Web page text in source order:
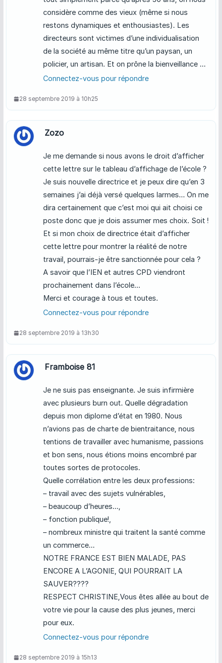
considère comme des vieux (même si nous
restons dynamiques et enthousiastes). Les
directeurs sont victimes d’une individualisation
de la société au même titre qu’un paysan, un
policier, un artisan. Et on prône la bienveillance …
Connectez-vous pour répondre
28 septembre 2019 à 10h25
Zozo
Je me demande si nous avons le droit d’afficher
cette lettre sur le tableau d’affichage de l’école ?
Je suis nouvelle directrice et je peux dire qu’en 3
semaines j’ai déjà versé quelques larmes… On me
dira certainement que c’est moi qui ait choisi ce
poste donc que je dois assumer mes choix. Soit !
Et si mon choix de directrice était d’afficher
cette lettre pour montrer la réalité de notre
travail, pourrais-je être sanctionnée pour cela ?
A savoir que l’IEN et autres CPD viendront
prochainement dans l’école…
Merci et courage à tous et toutes.
Connectez-vous pour répondre
28 septembre 2019 à 13h30
Framboise 81
Je ne suis pas enseignante. Je suis infirmière
avec plusieurs burn out. Quelle dégradation
depuis mon diplome d’état en 1980. Nous
n’avions pas de charte de bientraitance, nous
tentions de travailler avec humanisme, passions
et bon sens, nous étions moins encombré par
toutes sortes de protocoles.
Quelle corrélation entre les deux professions:
– travail avec des sujets vulnérables,
– beaucoup d’heures…,
– fonction publique!,
– nombreux ministre qui traitent la santé comme
un commerce…
NOTRE FRANCE EST BIEN MALADE, PAS
ENCORE A L’AGONIE, QUI POURRAIT LA
SAUVER????
RESPECT CHRISTINE,Vous êtes allée au bout de
votre vie pour la cause des plus jeunes, merci
pour eux.
Connectez-vous pour répondre
28 septembre 2019 à 15h13